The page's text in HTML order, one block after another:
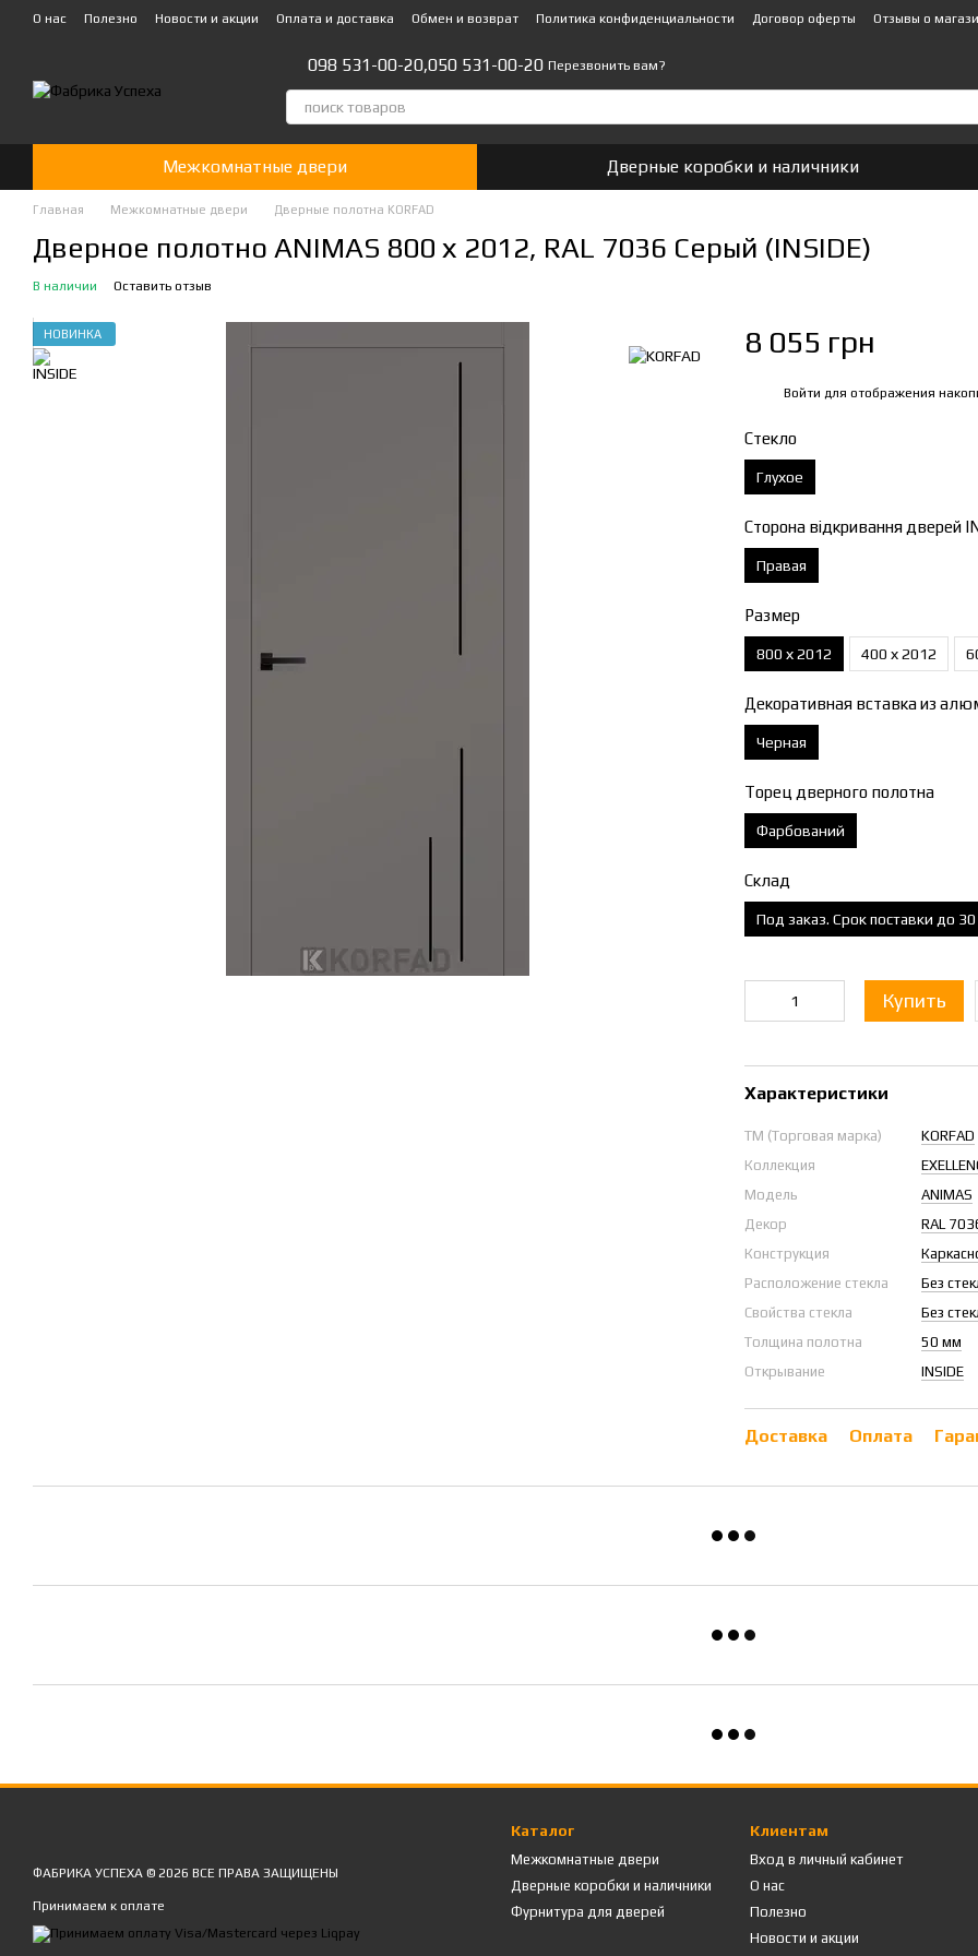
Перейти к основному контенту
О нас Полезно Новости и акции Оплата и доставка Обмен и возврат Политика конфиденциальности Договор оферты Отзывы о
098 531-00-20,050 531-00-20 Перезвонить вам?
Межкомнатные двери Дверные коробки и наличники
Главная Межкомнатные двери Дверные полотна KORFAD
Дверное полотно ANIMAS 800 х 2012, RAL 7036 Серый (INSIDE)
В наличии Оставить отзыв
НОВИНКА 8 055 грн
Войти для отображения
Стекло
Глухое
Сторона відкривання дверей
Правая
Размер
800 х 2012 400 х 2012
Декоративная вставка из
Черная
Торец дверного полотна
Фарбований
Склад
Под заказ. Срок поставки до
Купить
Характеристики
ТМ (Торговая марка)
KORFAD
Коллекция
Модель
ANIMAS
Декор
RAL
Конструкция
Расположение стекла
Без
Свойства стекла
Без
Толщина полотна
50 мм
Открывание
INSIDE
Доставка Оплата
ФАБРИКА УСПЕХА © 2026 ВСЕ ПРАВА ЗАЩИЩЕНЫ
Принимаем к оплате
Каталог
Межкомнатные двери
Дверные коробки и наличники
Фурнитура для дверей
Клиентам
Вход в личный кабинет
О нас
Полезно
Новости и акции